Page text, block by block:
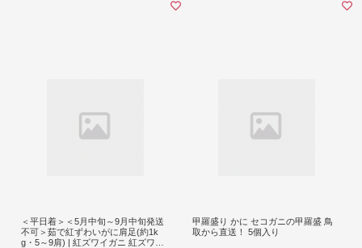
＜平日着＞＜5月中旬～9月中旬発送
不可＞茹で紅ずわいがに肩足(約1k
g・5～9肩) | 紅ズワイガニ 紅ズワイ
甲羅盛り かに セコガニの甲羅盛 鳥
取から直送！ 5個入り